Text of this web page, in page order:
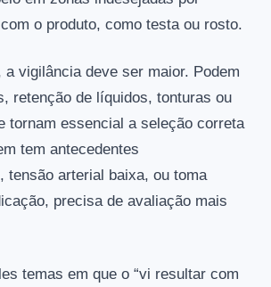
o produto, como testa ou rosto.
a vigilância deve ser maior. Podem
retenção de líquidos, tonturas ou
tornam essencial a seleção correta
tem antecedentes
tensão arterial baixa, ou toma
precisa de avaliação mais
temas em que o “vi resultar com